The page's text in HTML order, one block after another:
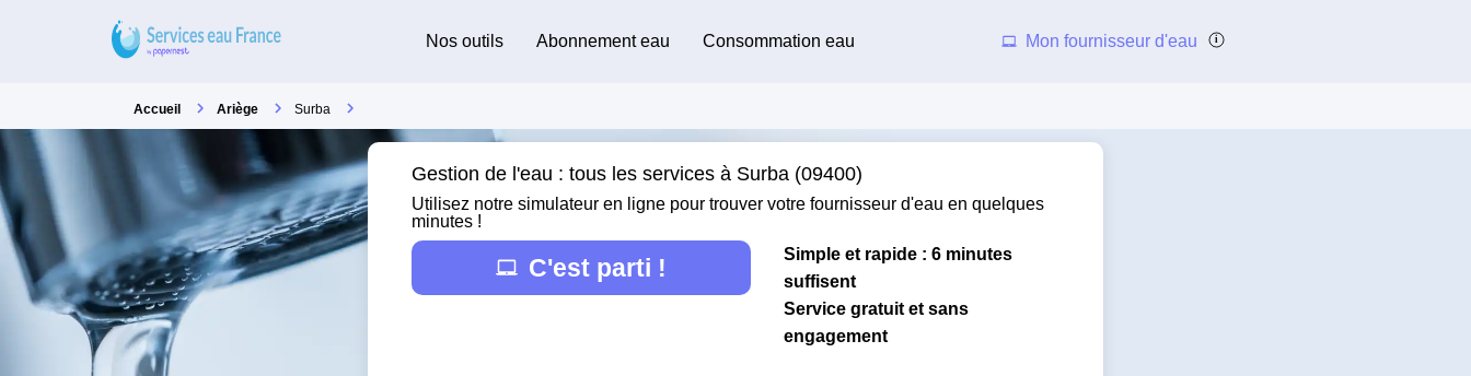
Nos outils Abonnement eau Consommation eau Mon fournisseur d'eau
Accueil Ariège Surba
Gestion de l'eau : tous les services à Surba (09400)
Utilisez notre simulateur en ligne pour trouver votre fournisseur d'eau en quelques
minutes !
C'est parti !
Simple et rapide : 6 minutes
suffisent
Service gratuit et sans
engagement